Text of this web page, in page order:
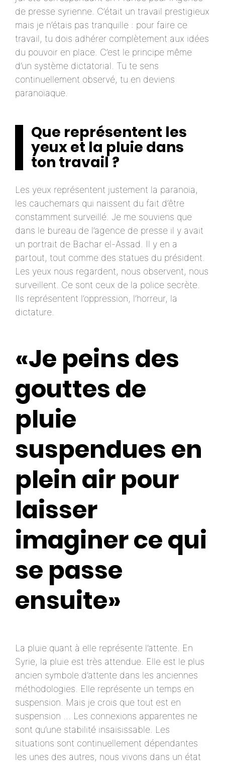
de presse syrienne. C’était un travail prestigieux
mais je n’étais pas tranquille : pour faire ce
travail, tu dois adhérer complètement aux idées
du pouvoir en place. C’est le principe même
d’un système dictatorial. Tu te sens
continuellement observé, tu en deviens
paranoïaque.
Que représentent les
yeux et la pluie dans
ton travail ?
Les yeux représentent justement la paranoïa,
les cauchemars qui naissent du fait d’être
constamment surveillé. Je me souviens que
dans le bureau de l’agence de presse il y avait
un portrait de Bachar el-Assad. Il y en a
partout, tout comme des statues du président.
Les yeux nous regardent, nous observent, nous
surveillent. Ce sont ceux de la police secrète.
Ils représentent l’oppression, l’horreur, la
dictature.
«Je peins des
gouttes de
pluie
suspendues en
plein air pour
laisser
imaginer ce qui
se passe
ensuite»
La pluie quant à elle représente l’attente. En
Syrie, la pluie est très attendue. Elle est le plus
ancien symbole d’attente dans les anciennes
méthodologies. Elle représente un temps en
suspension. Mais je crois que tout est en
suspension … Les connexions apparentes ne
sont qu’une stabilité insaisissable. Les
situations sont continuellement dépendantes
les unes des autres, nous vivons dans un état